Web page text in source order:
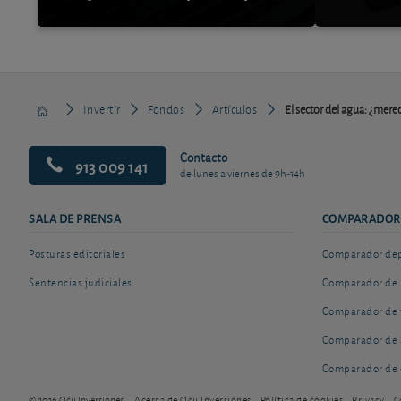
Invertir Fondos Artículos El sector del agua:
913 009 141 Contacto
de lunes a viernes de 9h-14h
SALA DE PRENSA
Posturas editoriales
Sentencias judiciales
Comparador
Comparador de
Comparador de
Comparador de
Comparador